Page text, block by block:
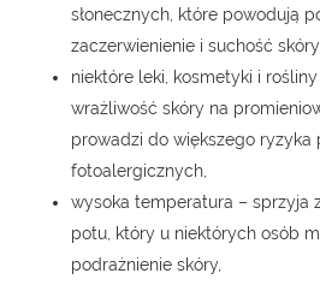
słonecznych, które powodują
zaczerwienienie i suchość skóry,
niektóre leki, kosmetyki i
wrażliwość skóry na
prowadzi do większego ryzyka
fotoalergicznych,
wysoka temperatura – sprzyja
potu, który u niektórych osób
podrażnienie skóry,